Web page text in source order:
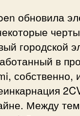
обновила
городской
в
собственно,
Между